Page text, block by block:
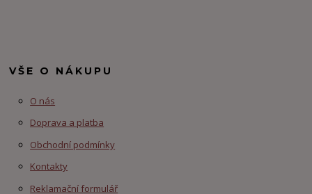
VŠE O NÁKUPU
O nás
Doprava a platba
Obchodní podmínky
Kontakty
Reklamační formulář